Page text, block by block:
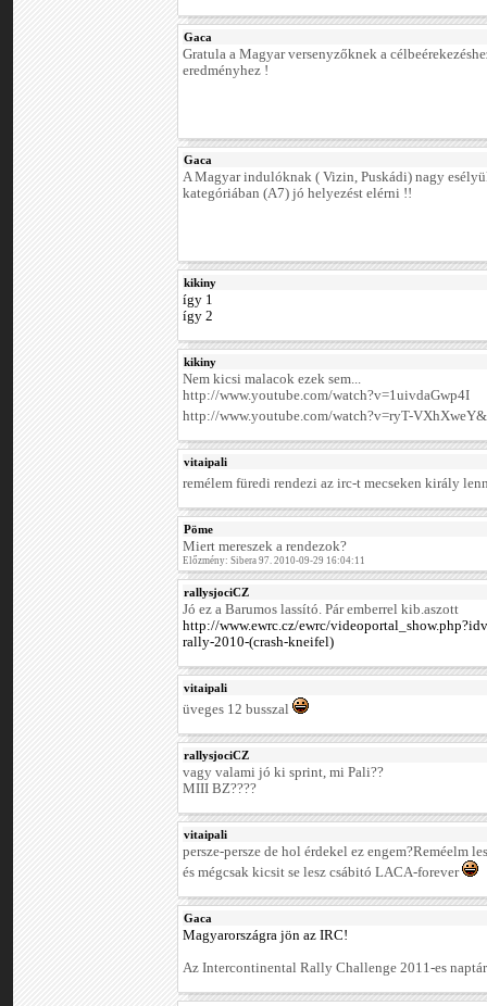
Gaca
Gratula a Magyar versenyzőknek a
eredményhez !
Gaca
A Magyar indulóknak ( Vizin, Puskádi) nagy
kategóriában (A7) jó helyezést elérni !!
kikiny
így 1
így 2
kikiny
Nem kicsi malacok ezek sem...
http://www.youtube.com/watch?v=1uivdaGwp4I
http://www.youtube.com/watch?v=ryT-
vitaipali
remélem füredi rendezi az irc-t mecseken király
Pöme
Miert mereszek a rendezok?
Előzmény: Sibera 97. 2010-09-29 16:04:11
rallysjociCZ
Jó ez a Barumos lassító. Pár emberrel kib.aszott
http://www.ewrc.cz/ewrc/
rally-2010-(crash-kneifel)
vitaipali
üveges 12 busszal
rallysjociCZ
vagy valami jó ki sprint, mi Pali??
MIII BZ????
vitaipali
persze-persze de hol érdekel ez engem?Reméelm
és mégcsak kicsit se lesz csábitó LACA-forever
Gaca
Magyarországra jön az IRC!
Az Intercontinental Rally Challenge 2011-es